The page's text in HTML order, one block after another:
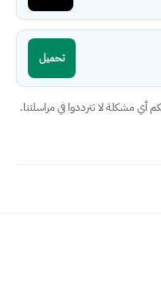
تحميل
مشكلة لا تترددوا في مراسلتنا.